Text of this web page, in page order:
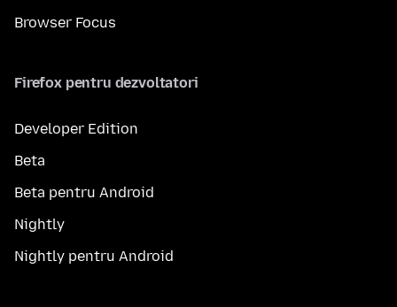
Browser Focus
Firefox pentru dezvoltatori
Developer Edition
Beta
Beta pentru Android
Nightly
Nightly pentru Android